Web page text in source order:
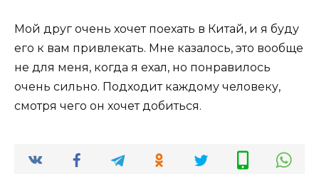
Мой друг очень хочет поехать в Китай, и я буду
его к вам привлекать. Мне казалось, это вообще
не для меня, когда я ехал, но понравилось
очень сильно. Подходит каждому человеку,
смотря чего он хочет добиться.